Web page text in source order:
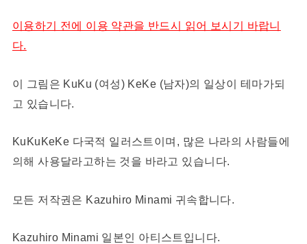
이용하기 전에 이용 약관을 반드시 읽어 보시기 바랍니
다.
이 그림은 KuKu (여성) KeKe (남자)의 일상이 테마가되
고 있습니다.
KuKuKeKe 다국적 일러스트이며, 많은 나라의 사람들에
의해 사용달라고하는 것을 바라고 있습니다.
모든 저작권은 Kazuhiro Minami 귀속합니다.
Kazuhiro Minami 일본인 아티스트입니다.